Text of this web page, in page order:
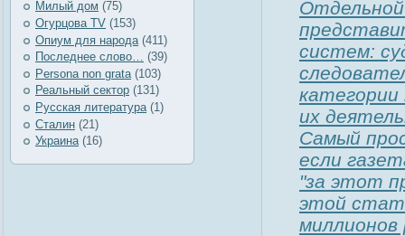
Милый дом (75)
Огурцова TV (153)
Опиум для народа (411)
Последнее слово… (39)
Рersona non grata (103)
Реальный сектор (131)
Русская литература (1)
Сталин (21)
Украина(16)
систем:
категории
их
Самый
если
"за этот
этой
миллионов